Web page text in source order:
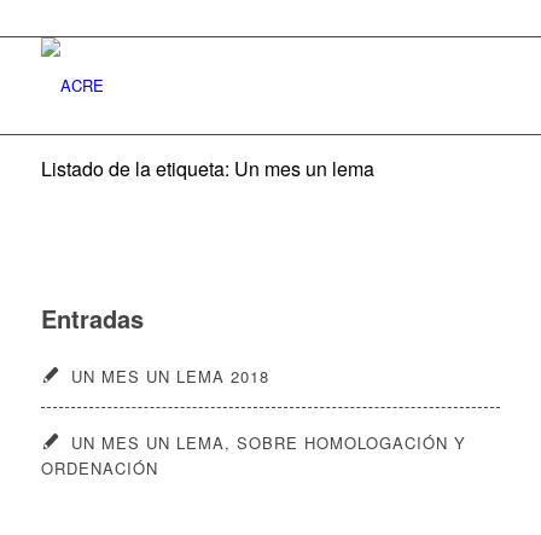
Listado de la etiqueta: Un mes un lema
Entradas
UN MES UN LEMA 2018
UN MES UN LEMA, SOBRE HOMOLOGACIÓN Y
ORDENACIÓN